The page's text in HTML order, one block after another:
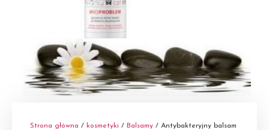
Strona główna / kosmetyki / Balsamy / Antybakteryjny balsam